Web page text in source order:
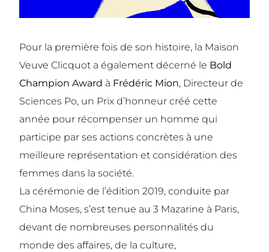
Pour la première fois de son histoire, la Maison
Veuve Clicquot a également décerné le Bold
Champion Award à Frédéric Mion, Directeur de
Sciences Po, un Prix d’honneur créé cette
année pour récompenser un homme qui
participe par ses actions concrètes à une
meilleure représentation et considération des
femmes dans la société.
La cérémonie de l’édition 2019, conduite par
China Moses, s’est tenue au 3 Mazarine à Paris,
devant de nombreuses personnalités du
monde des affaires, de la culture,